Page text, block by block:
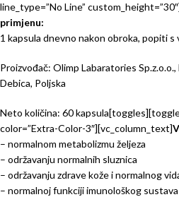
line_type=”No Line”
primjenu:
1 kapsula dnevno nakon obroka, popiti s
Proizvođač: Olimp Labaratories
Debica, Poljska
Neto količina: 60
color=”Extra-Color-3″][vc_column_text]
– normalnom metabolizmu željeza
– održavanju normalnih sluznica
– održavanju zdrave kože i normalnog
– normalnoj funkciji imunološkog sustava